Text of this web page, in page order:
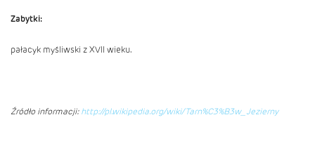
Zabytki:
pałacyk myśliwski z XVII wieku.
Źródło informacji: http://pl.wikipedia.org/wiki/Tarn%C3%B3w_Jezierny